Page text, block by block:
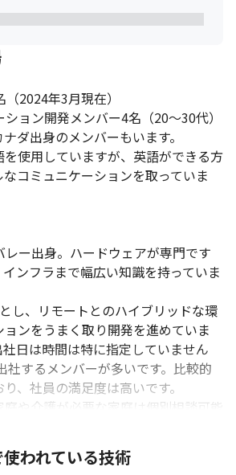
（2024年3月現在）
ョン開発メンバー4名（20～30代）
ダ出身のメンバーもいます。
使用していますが、英語ができる方
コミュニケーションを取っていま
レー出身。ハードウェアが専門です
ンフラまで幅広い知識を持っていま
し、リモートとのハイブリッドな環
ンをうまく取り開発を進めていま
日は時間は特に指定していません
社するメンバーが多いです。比較的
、社員の満足度は高いです。
や介護が必要な家庭は個別相談可能
勉強会を開催するなど、新たな技術
です。資格取得補助、書籍購入補助
われている技術